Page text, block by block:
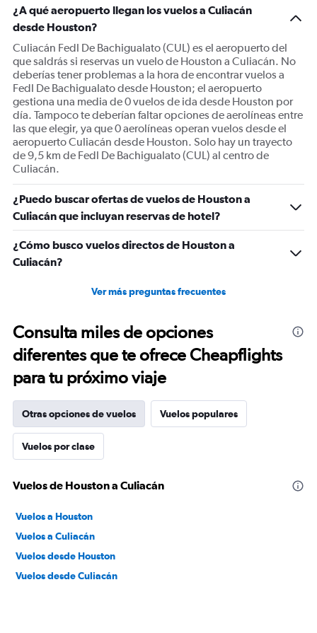
¿A qué aeropuerto llegan los vuelos a Culiacán
desde Houston?
Culiacán Fedl De Bachigualato (CUL) es el aeropuerto del
que saldrás si reservas un vuelo de Houston a Culiacán. No
deberías tener problemas a la hora de encontrar vuelos a
Fedl De Bachigualato desde Houston; el aeropuerto
gestiona una media de 0 vuelos de ida desde Houston por
día. Tampoco te deberían faltar opciones de aerolíneas entre
las que elegir, ya que 0 aerolíneas operan vuelos desde el
aeropuerto Culiacán desde Houston. Solo hay un trayecto
de 9,5 km de Fedl De Bachigualato (CUL) al centro de
Culiacán.
¿Puedo buscar ofertas de vuelos de Houston a
Culiacán que incluyan reservas de hotel?
¿Cómo busco vuelos directos de Houston a
Culiacán?
Ver más preguntas frecuentes
Consulta miles de opciones
diferentes que te ofrece Cheapflights
para tu próximo viaje
Otras opciones de vuelos Vuelos populares
Vuelos por clase
Vuelos de Houston a Culiacán
Vuelos a Houston
Vuelos a Culiacán
Vuelos desde Houston
Vuelos desde Culiacán